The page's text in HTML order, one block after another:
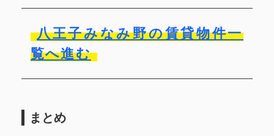
八王子みなみ野の賃貸物件一
覧へ進む
まとめ